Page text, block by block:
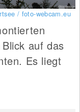
/ foto-webcam.eu
auf das
Es liegt